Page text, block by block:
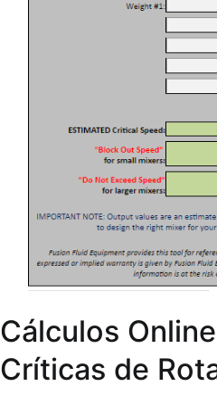
Cálculos
Críticas de